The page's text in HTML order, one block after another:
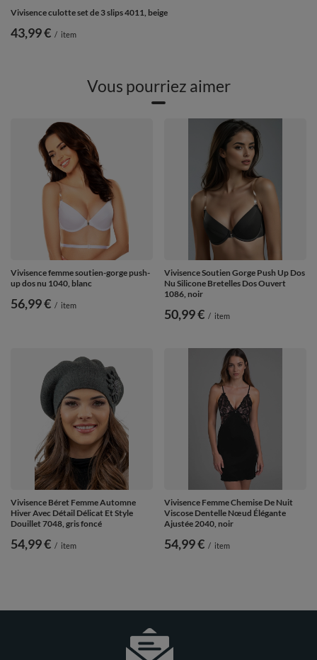
Vivisence culotte set de 3 slips 4011, beige
43,99 € / item
Vous pourriez aimer
Vivisence femme soutien-gorge push-
up dos nu 1040, blanc
56,99 € / item
Vivisence Soutien Gorge Push Up Dos
Nu Silicone Bretelles Dos Ouvert
1086, noir
50,99 € / item
Vivisence Béret Femme Automne
Hiver Avec Détail Délicat Et Style
Douillet 7048, gris foncé
54,99 € / item
Vivisence Femme Chemise De Nuit
Viscose Dentelle Nœud Élégante
Ajustée 2040, noir
54,99 € / item